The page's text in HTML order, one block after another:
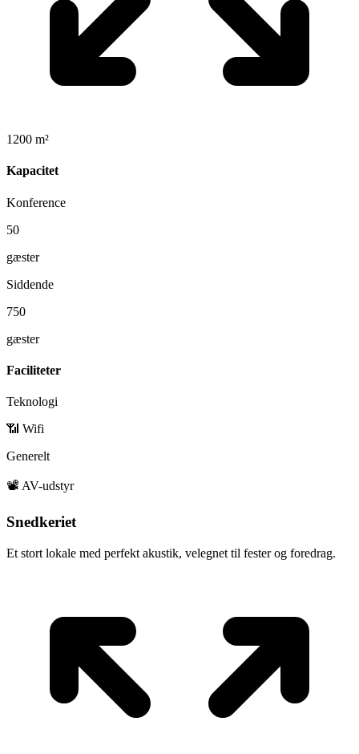
1200 m²
Kapacitet
Konference
50
gæster
Siddende
750
gæster
Faciliteter
Teknologi
📶 Wifi
Generelt
📽️ AV-udstyr
Snedkeriet
Et stort lokale med perfekt akustik, velegnet til fester og foredrag.